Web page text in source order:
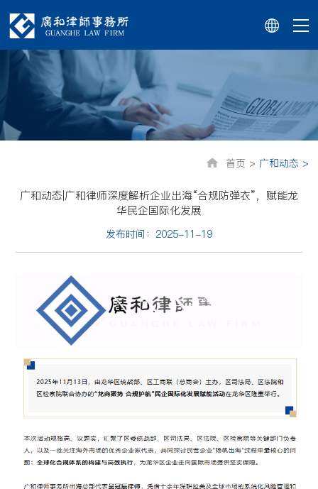
首页 > 广和动态 >
广和动态|广和律师深度解析企业出海“合规防弹衣”，赋能龙
华民企国际化发展
发布时间：2025-11-19